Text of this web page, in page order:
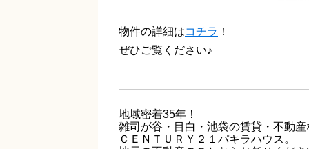
物件の詳細はコチラ ！
ぜひご覧ください♪
地域密着35年！
雑司が谷・目白・池袋の賃貸・不動産
ＣＥＮＴＵＲＹ２１パキラハウス。